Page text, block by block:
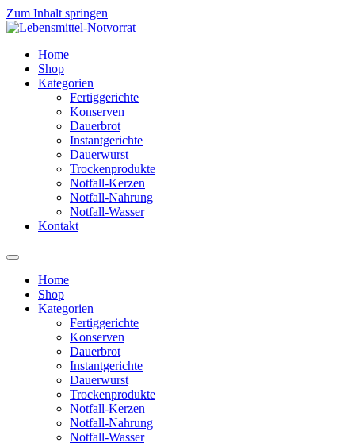
Zum Inhalt springen
Home
Shop
Kategorien
Fertiggerichte
Konserven
Dauerbrot
Instantgerichte
Dauerwurst
Trockenprodukte
Notfall-Kerzen
Notfall-Nahrung
Notfall-Wasser
Kontakt
Home
Shop
Kategorien
Fertiggerichte
Konserven
Dauerbrot
Instantgerichte
Dauerwurst
Trockenprodukte
Notfall-Kerzen
Notfall-Nahrung
Notfall-Wasser